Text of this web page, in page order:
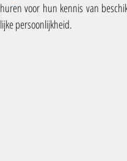
voor hun kennis van
persoonlijkheid.